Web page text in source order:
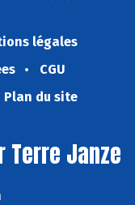
légales
CGU
Plan du site
Terre Janze